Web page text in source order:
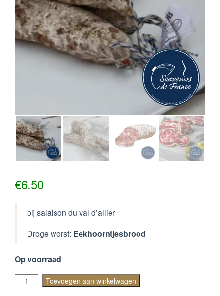
€6.50
bij salaison du val d’allier
Droge worst: Eekhoorntjesbrood
Op voorraad
Droge
worst
Toevoegen aan winkelwagen